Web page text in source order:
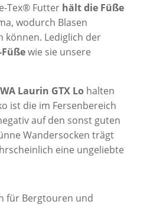
Tex® Futter hält die Füße
wodurch Blasen
Lediglich der
wie sie unsere
Laurin GTX Lo halten
ist die im Fersenbereich
auf den sonst guten
Wandersocken trägt
eine ungeliebte